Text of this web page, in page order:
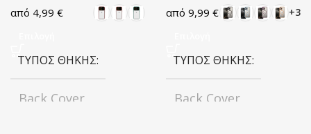
4,99 €
ΤΎΠΟΣ ΘΉΚΗΣ
Back Cover
9,99 € +3
ΤΎΠΟΣ ΘΉΚΗΣ
Back Cover